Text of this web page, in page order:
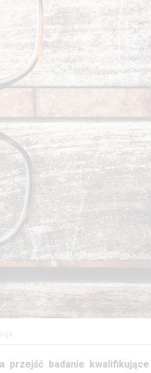
przejść badanie